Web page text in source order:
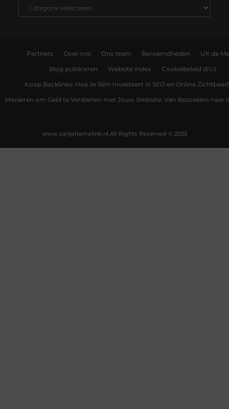
Partners Over ons Ons team Beroemdheden Uit de
Blog publiceren Website index Cookiebeleid (EU)
Koop Backlinks: Hoe Je Slim Investeert in SEO en Online
Manieren om Geld te Verdienen met Jouw Website: Van Bezoekers naar
All Rights Reserved © 2025
www.sanjahamelink.nl.